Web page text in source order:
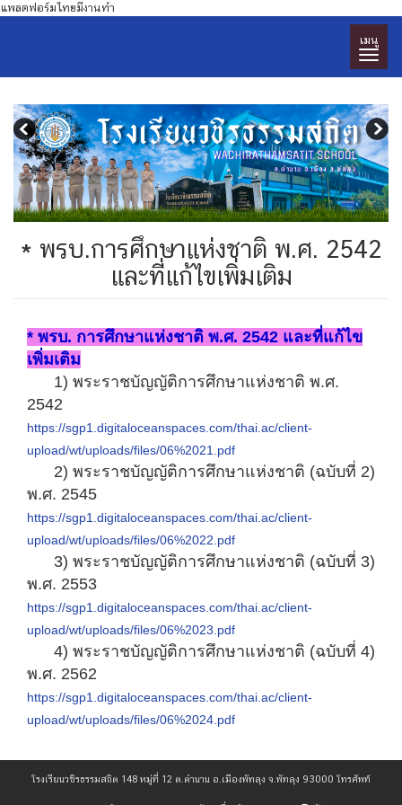
แพลตฟอร์มไทยมีงานทำ
เมนู
* พรบ.การศึกษาแห่งชาติ พ.ศ. 2542
และที่แก้ไขเพิ่มเติม
* พรบ. การศึกษาแห่งชาติ พ.ศ. 2542 และที่แก้ไข
เพิ่มเติม
1) พระราชบัญญัติการศึกษาแห่งชาติ พ.ศ.
2542
https://sgp1.digitaloceanspaces.com/thai.ac/client-
upload/wt/uploads/files/06%2021.pdf
2) พระราชบัญญัติการศึกษาแห่งชาติ (ฉบับที่ 2)
พ.ศ. 2545
https://sgp1.digitaloceanspaces.com/thai.ac/client-
upload/wt/uploads/files/06%2022.pdf
3) พระราชบัญญัติการศึกษาแห่งชาติ (ฉบับที่ 3)
พ.ศ. 2553
https://sgp1.digitaloceanspaces.com/thai.ac/client-
upload/wt/uploads/files/06%2023.pdf
4) พระราชบัญญัติการศึกษาแห่งชาติ (ฉบับที่ 4)
พ.ศ. 2562
https://sgp1.digitaloceanspaces.com/thai.ac/client-
upload/wt/uploads/files/06%2024.pdf
โรงเรียนวชิรธรรมสถิต 148 หมู่ที่ 12 ต.ตำนาน อ.เมืองพัทลุง จ.พัทลุง 93000 โทรศัพท์